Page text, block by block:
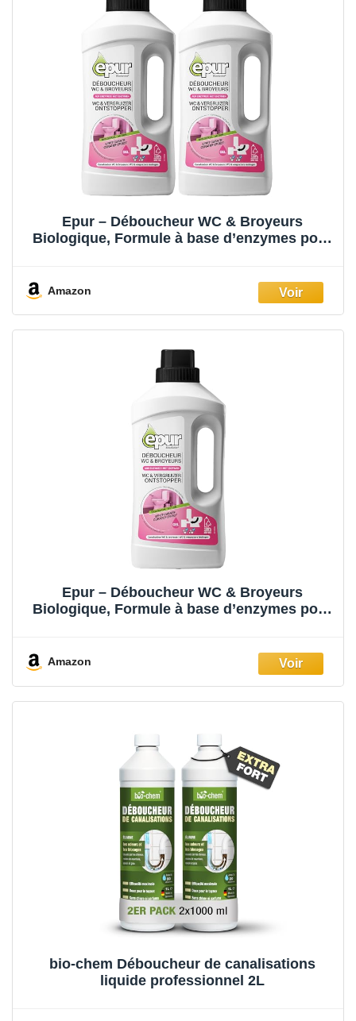
Epur – Déboucheur WC & Broyeurs
Biologique, Formule à base d’enzymes pour
broyeurs, 1 L (Lot de 2)
Amazon
Epur – Déboucheur WC & Broyeurs
Biologique, Formule à base d’enzymes pour
Amazon
bio-chem Déboucheur de canalisations
liquide professionnel 2L